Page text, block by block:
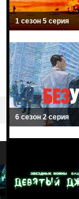
1 сезон 5 серия
6 сезон 2 серия